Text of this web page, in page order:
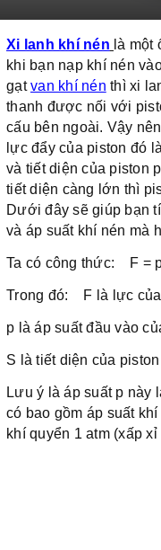
Xi lanh khí nén là một
khi bạn nạp khí nén
gạtvan khí nén thì xi
thanh được nối với
cấu bên ngoài. Vậy
lực đẩy của piston đó
và tiết diện của piston
tiết diện càng lớn thì
Dưới đây sẽ giúp bạn
và áp suất khí nén mà
Ta có công thức: F =
Trong đó: F là lực
p là áp suất đầu vào
S là tiết diện của
Lưu ý là áp suất p này
có bao gồm áp suất
khí quyển 1 atm (xấp